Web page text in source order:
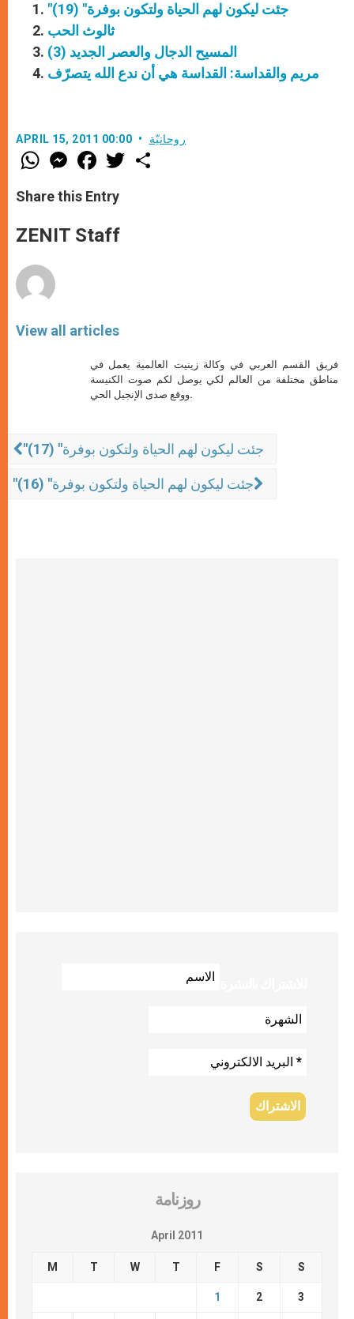
"جئت ليكون لهم الحياة ولتكون بوفرة" (19)
ثالوث الحب
المسيح الدجال والعصر الجديد (3)
مريم والقداسة: القداسة هي أن ندع الله يتصرّف
APRIL 15, 2011 00:00 روحانيّة
W
h
t
s
p
p
M
e
s
e
g
e
F
a
e
b
o
k
w
Share this Entry
ZENIT Staff
View all articles
فريق القسم العربي في وكالة زينيت العالمية يعمل في
مناطق مختلفة من العالم لكي يوصل لكم صوت الكنيسة
ووقع صدى الإنجيل الحي.
"جئت ليكون لهم الحياة ولتكون بوفرة" (17)
"جئت ليكون لهم الحياة ولتكون بوفرة" (16)
روزنامة
April 2011
M T W T F S S
1 2 3